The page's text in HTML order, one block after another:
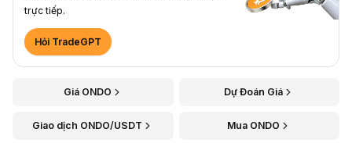
trực tiếp.
Hỏi TradeGPT
Giá ONDO Dự Đoán Giá
Giao dịch ONDO/USDT Mua ONDO